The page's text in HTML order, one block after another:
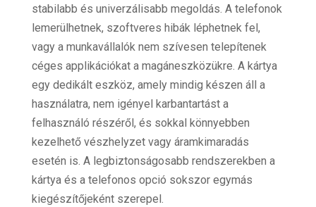
stabilabb és univerzálisabb megoldás. A telefonok
lemerülhetnek, szoftveres hibák léphetnek fel,
vagy a munkavállalók nem szívesen telepítenek
céges applikációkat a magáneszközükre. A kártya
egy dedikált eszköz, amely mindig készen áll a
használatra, nem igényel karbantartást a
felhasználó részéről, és sokkal könnyebben
kezelhető vészhelyzet vagy áramkimaradás
esetén is. A legbiztonságosabb rendszerekben a
kártya és a telefonos opció sokszor egymás
kiegészítőjeként szerepel.